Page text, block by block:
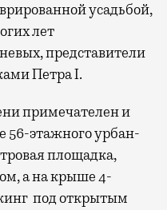
усадьбой,
лет
представители
Петра I.
примечателен и
56-этажного урбан-
площадка,
а на крыше 4-
под открытым